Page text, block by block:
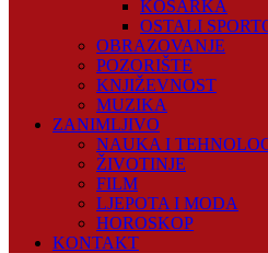
KOŠARKA
OSTALI
OBRAZOVANJE
POZORIŠTE
KNJIŽEVNOST
MUZIKA
ZANIMLJIVO
NAUKA I
ŽIVOTINJE
FILM
LJEPOTA I MODA
HOROSKOP
KONTAKT